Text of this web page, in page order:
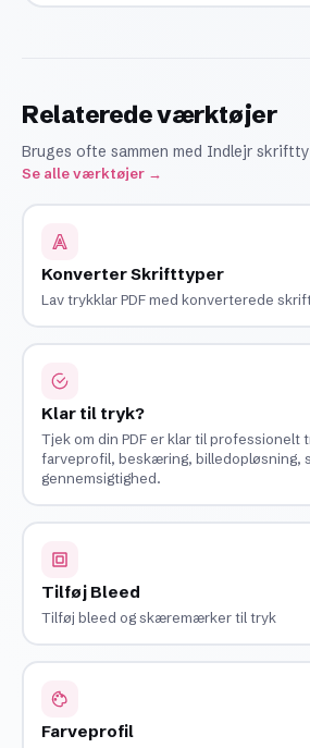
Relaterede værktøjer
Bruges ofte sammen med Indlejr
Se alle værktøjer →
Konverter Skrifttyper
Lav trykklar PDF med konverterede
Klar til tryk?
Tjek om din PDF er klar til professionelt
farveprofil, beskæring, billedopløsning,
gennemsigtighed.
Tilføj Bleed
Tilføj bleed og skæremærker til tryk
Farveprofil